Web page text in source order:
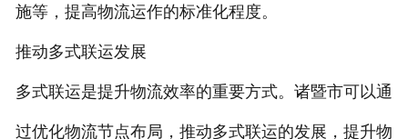
施等，提高物流运作的标准化程度。
推动多式联运发展
多式联运是提升物流效率的重要方式。诸暨市可以通
过优化物流节点布局，推动多式联运的发展，提升物